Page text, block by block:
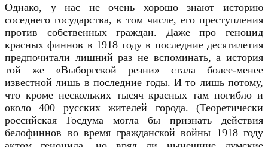
Однако, у нас не очень хорошо знают историю
соседнего государства, в том числе, его преступления
против собственных граждан. Даже про геноцид
красных финнов в 1918 году в последние десятилетия
предпочитали лишний раз не вспоминать, а история
той же «Выборгской резни» стала более-менее
известной лишь в последние годы. И то лишь потому,
что кроме нескольких тысяч красных там погибло и
около 400 русских жителей города. (Теоретически
российская Госдума могла бы признать действия
белофиннов во время гражданской войны 1918 году